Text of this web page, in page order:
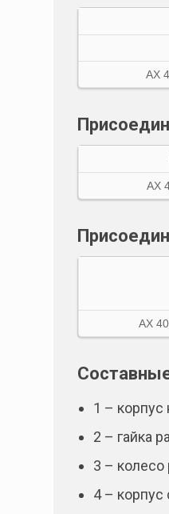
АХ
АХ
АХ
1 – корпус
2 – гайка
3 – колесо
4 – корпус